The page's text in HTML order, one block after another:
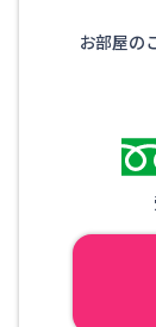
お部屋の